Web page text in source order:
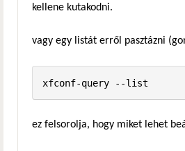
kellene kutakodni.
vagy egy listát erről pasztázni
xfconf-query --list
ez felsorolja, hogy miket lehet